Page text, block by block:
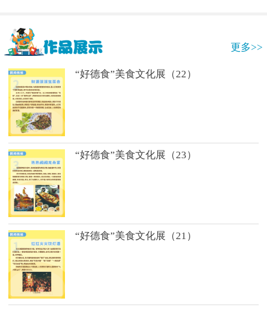
更多>>
“好德食”美食文化展（22）
“好德食”美食文化展（23）
“好德食”美食文化展（21）